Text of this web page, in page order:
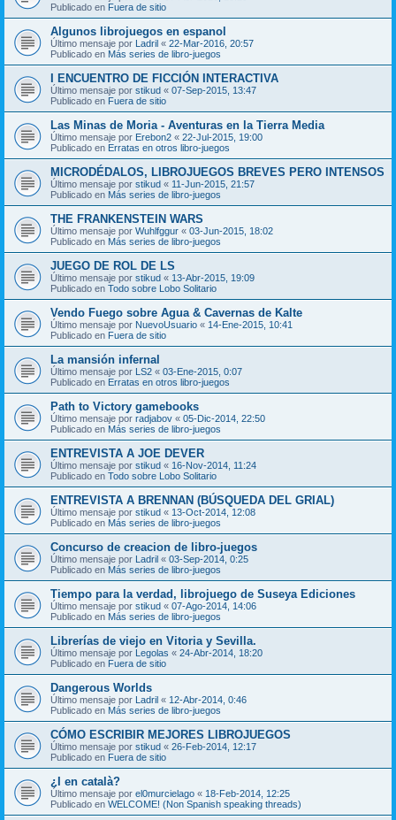
Publicado en Fuera de sitio
Algunos librojuegos en espanol
Último mensaje por Ladril « 22-Mar-2016, 20:57
Publicado en Más series de libro-juegos
I ENCUENTRO DE FICCIÓN INTERACTIVA
Último mensaje por stikud « 07-Sep-2015, 13:47
Publicado en Fuera de sitio
Las Minas de Moria - Aventuras en la Tierra Media
Último mensaje por Erebon2 « 22-Jul-2015, 19:00
Publicado en Erratas en otros libro-juegos
MICRODÉDALOS, LIBROJUEGOS BREVES PERO INTENSOS
Último mensaje por stikud « 11-Jun-2015, 21:57
Publicado en Más series de libro-juegos
THE FRANKENSTEIN WARS
Último mensaje por Wuhlfggur « 03-Jun-2015, 18:02
Publicado en Más series de libro-juegos
JUEGO DE ROL DE LS
Último mensaje por stikud « 13-Abr-2015, 19:09
Publicado en Todo sobre Lobo Solitario
Vendo Fuego sobre Agua & Cavernas de Kalte
Último mensaje por NuevoUsuario « 14-Ene-2015, 10:41
Publicado en Fuera de sitio
La mansión infernal
Último mensaje por LS2 « 03-Ene-2015, 0:07
Publicado en Erratas en otros libro-juegos
Path to Victory gamebooks
Último mensaje por radjabov « 05-Dic-2014, 22:50
Publicado en Más series de libro-juegos
ENTREVISTA A JOE DEVER
Último mensaje por stikud « 16-Nov-2014, 11:24
Publicado en Todo sobre Lobo Solitario
ENTREVISTA A BRENNAN (BÚSQUEDA DEL GRIAL)
Último mensaje por stikud « 13-Oct-2014, 12:08
Publicado en Más series de libro-juegos
Concurso de creacion de libro-juegos
Último mensaje por Ladril « 03-Sep-2014, 0:25
Publicado en Más series de libro-juegos
Tiempo para la verdad, librojuego de Suseya Ediciones
Último mensaje por stikud « 07-Ago-2014, 14:06
Publicado en Más series de libro-juegos
Librerías de viejo en Vitoria y Sevilla.
Último mensaje por Legolas « 24-Abr-2014, 18:20
Publicado en Fuera de sitio
Dangerous Worlds
Último mensaje por Ladril « 12-Abr-2014, 0:46
Publicado en Más series de libro-juegos
CÓMO ESCRIBIR MEJORES LIBROJUEGOS
Último mensaje por stikud « 26-Feb-2014, 12:17
Publicado en Fuera de sitio
¿I en català?
Último mensaje por el0murcielago « 18-Feb-2014, 12:25
Publicado en WELCOME! (Non Spanish speaking threads)